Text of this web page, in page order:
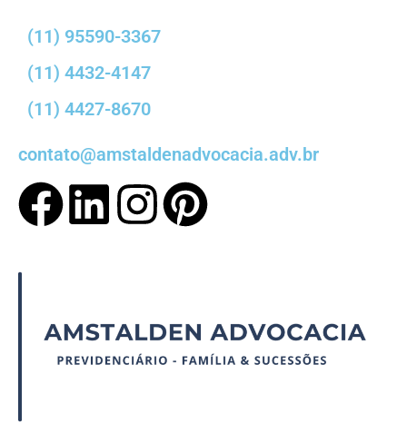
(11) 95590-3367
(11) 4432-4147
(11) 4427-8670
contato@amstaldenadvocacia.adv.br